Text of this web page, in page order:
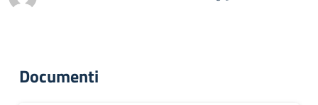
Documenti